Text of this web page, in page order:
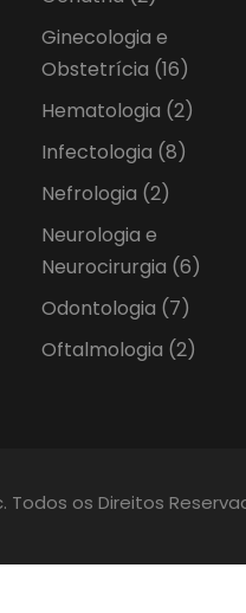
Ginecologia e
Obstetrícia (16)
Hematologia (2)
Infectologia (8)
Nefrologia (2)
Neurologia e
Neurocirurgia (6)
Odontologia (7)
Oftalmologia (2)
Todos os Direitos